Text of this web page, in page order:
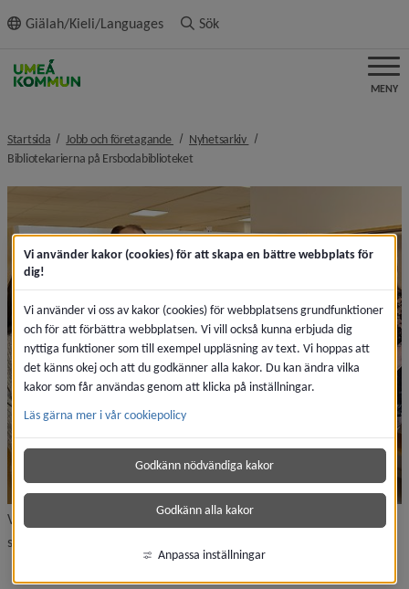
innehållet
Giälah/Kieli/Languages Sök
MENY
Startsida Jobb och företagande nivå i brödsmulenavigeringen
Nyhetsarkiv nivå i brödsmulenavigeringen
Bibliotekarierna på Ersbodabiblioteketnivå i brödsmulenavigeringen
Vi som arbetar på Ersbodabiblioteket (utom Monica som är på
studieresa)
Vi använder kakor (cookies) för att skapa en bättre webbplats för
dig!
Vi använder vi oss av kakor (cookies) för webbplatsens grundfunktioner
och för att förbättra webbplatsen. Vi vill också kunna erbjuda dig
nyttiga funktioner som till exempel uppläsning av text. Vi hoppas att
det känns okej och att du godkänner alla kakor. Du kan ändra vilka
kakor som får användas genom att klicka på inställningar.
Läs gärna mer i vår cookiepolicy
Godkänn nödvändiga kakor
Godkänn alla kakor
Anpassa inställningar